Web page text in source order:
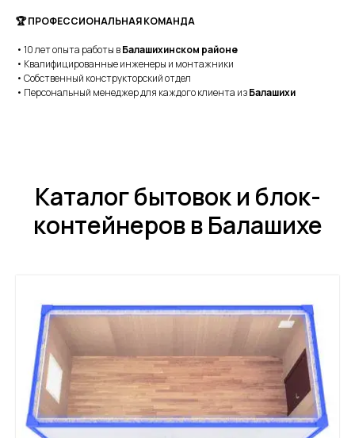
🏆 ПРОФЕССИОНАЛЬНАЯ КОМАНДА
• 10 лет опыта работы вБалашихинском районе
• Квалифицированные инженеры и монтажники
• Собственный конструкторский отдел
• Персональный менеджер для каждого клиента изБалашихи
Каталог бытовок и блок-
контейнеров в Балашихе